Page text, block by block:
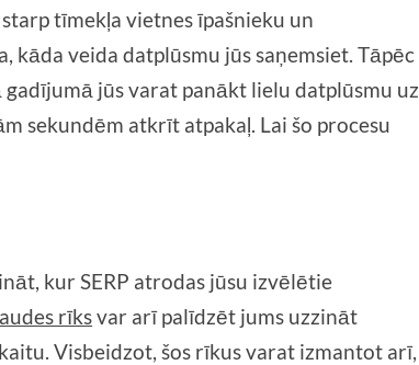
tīmekļa vietnes īpašnieku un
veida datplūsmu jūs saņemsiet. Tāpēc
jūs varat panākt lielu datplūsmu uz
sekundēm atkrīt atpakaļ. Lai šo procesu
kur SERP atrodas jūsu izvēlētie
rīksvar arī palīdzēt jums uzzināt
Visbeidzot, šos rīkus varat izmantot arī,